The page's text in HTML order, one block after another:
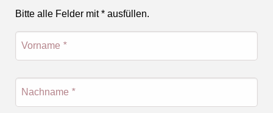
Bitte alle Felder mit * ausfüllen.
Vorname *
Nachname *